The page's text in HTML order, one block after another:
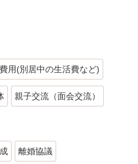
用(別居中の生活費など)
親子交流（面会交流）
離婚協議